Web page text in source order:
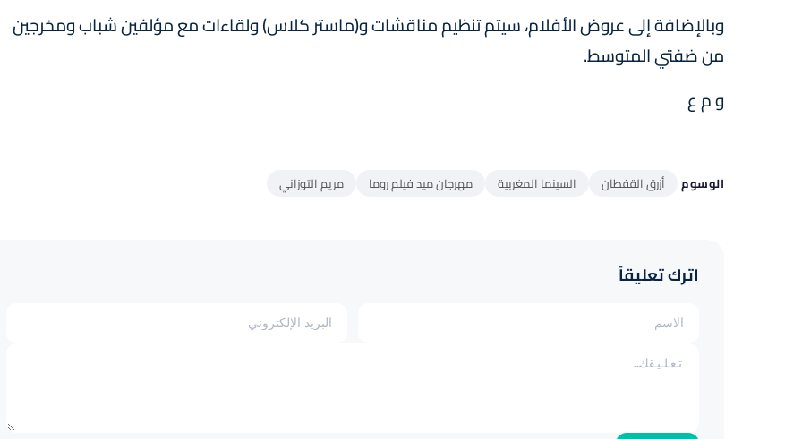
وبالإضافة إلى عروض الأفلام، سيتم تنظيم مناقشات و(ماستر كلاس) ولقاءات مع مؤلفين شباب ومخرجين
من ضفتي المتوسط.
و م ع
الوسوم أزرق القفطان السينما المغربية مهرجان ميد فيلم روما مريم التوزاني
اترك تعليقاً